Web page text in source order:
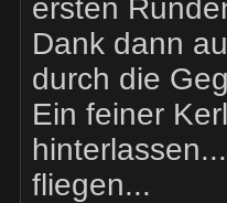
ersten
Dank dann
durch die
Ein feiner
fliegen...